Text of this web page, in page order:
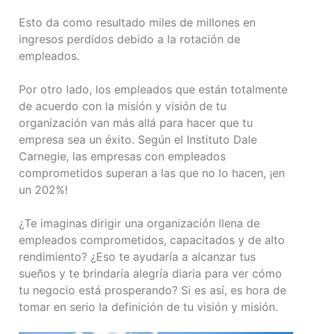
Esto da como resultado miles de millones en
ingresos perdidos debido a la rotación de
empleados.
Por otro lado, los empleados que están totalmente
de acuerdo con la misión y visión de tu
organización van más allá para hacer que tu
empresa sea un éxito. Según el Instituto Dale
Carnegie, las empresas con empleados
comprometidos superan a las que no lo hacen, ¡en
un 202%!
¿Te imaginas dirigir una organización llena de
empleados comprometidos, capacitados y de alto
rendimiento? ¿Eso te ayudaría a alcanzar tus
sueños y te brindaría alegría diaria para ver cómo
tu negocio está prosperando? Si es así, es hora de
tomar en serio la definición de tu visión y misión.